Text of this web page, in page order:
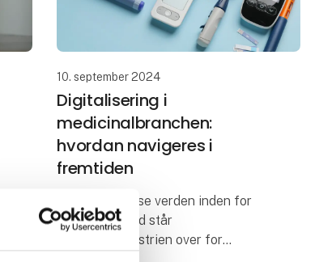
10. september 2024
Digitalisering i
medicinalbranchen:
hvordan navigeres i
fremtiden
I den komplekse verden inden for
global sundhed står
medicinalindustrien over for